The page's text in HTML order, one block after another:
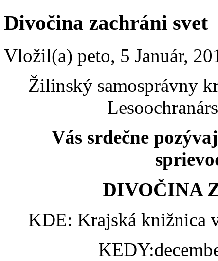
Divočina zachráni svet
Vložil(a) peto, 5 Január,
Žilinský samosprávny
Vás srdečne
DIVOČINA
KDE: Krajská knižnica